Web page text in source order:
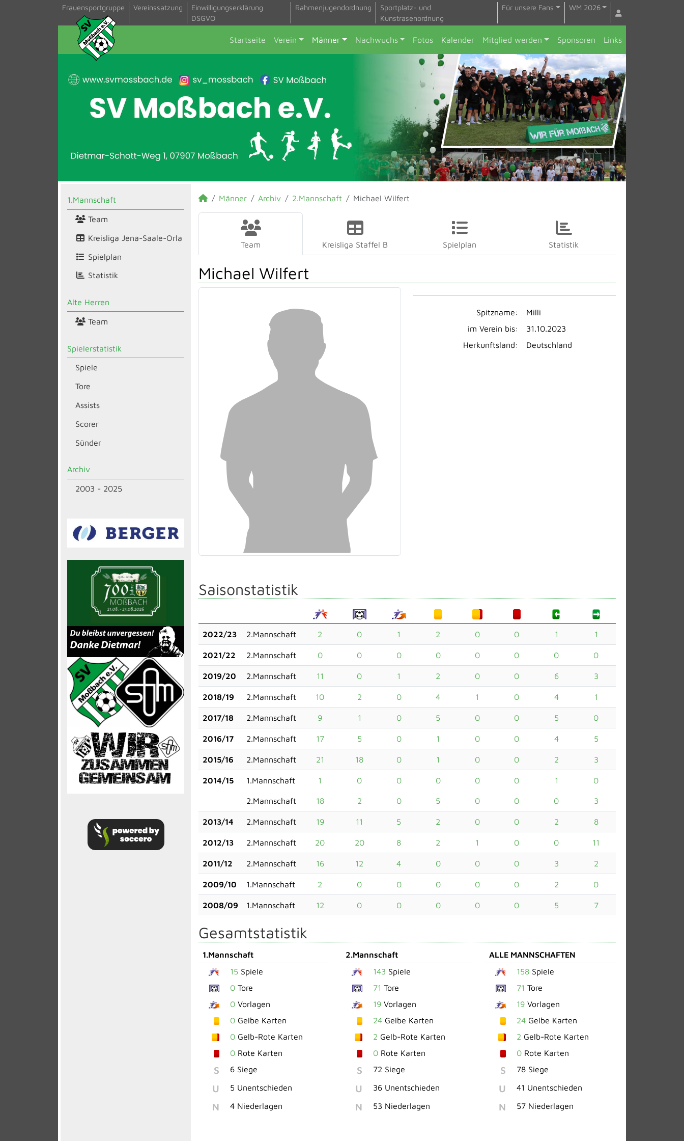
Frauensportgruppe Vereinssatzung
Einwilligungserklärung
DSGVO
Rahmenjugendordnung
Sportplatz- und
Kunstrasenordnung
Für unsere Fans WM 2026
Startseite Verein Männer Nachwuchs Fotos Kalender Mitglied werden Sponsoren Links
1.Mannschaft
Team
Kreisliga Jena-Saale-Orla
Spielplan
Statistik
Alte Herren
Team
Spielerstatistik
Spiele
Tore
Assists
Scorer
Sünder
Archiv
2003 - 2025
Männer Archiv 2.Mannschaft Michael Wilfert
Team Kreisliga Staffel B Spielplan Statistik
Michael Wilfert
Spitzname:
Milli
im Verein bis:
31.10.2023
Herkunftsland:
Deutschland
Saisonstatistik
2022/23 2.Mannschaft 2 0 1 2 0 0 1 1
2021/22 2.Mannschaft 0 0 0 0 0 0 0 0
2019/20 2.Mannschaft 11 0 1 2 0 0 6 3
2018/19 2.Mannschaft 10 2 0 4 1 0 4 1
2017/18 2.Mannschaft 9 1 0 5 0 0 5 0
2016/17 2.Mannschaft 17 5 0 1 0 0 4 5
2015/16 2.Mannschaft 21 18 0 1 0 0 2 3
2014/15 1.Mannschaft 1 0 0 0 0 0 1 0
2.Mannschaft 18 2 0 5 0 0 0 3
2013/14 2.Mannschaft 19 11 5 2 0 0 2 8
2012/13 2.Mannschaft 20 20 8 2 1 0 0 11
2011/12 2.Mannschaft 16 12 4 0 0 0 3 2
2009/10 1.Mannschaft 2 0 0 0 0 0 2 0
2008/09 1.Mannschaft 12 0 0 0 0 0 5 7
Gesamtstatistik
1.Mannschaft
15 Spiele
0 Tore
0 Vorlagen
0 Gelbe Karten
0 Gelb-Rote Karten
0 Rote Karten
S 6 Siege
U 5 Unentschieden
N 4 Niederlagen
2.Mannschaft
143 Spiele
71 Tore
19 Vorlagen
24 Gelbe Karten
2 Gelb-Rote Karten
0 Rote Karten
S 72 Siege
U 36 Unentschieden
N 53 Niederlagen
ALLE MANNSCHAFTEN
158Spiele
71 Tore
19Vorlagen
24Gelbe Karten
2 Gelb-Rote Karten
0Rote Karten
S 78 Siege
U 41 Unentschieden
N 57 Niederlagen